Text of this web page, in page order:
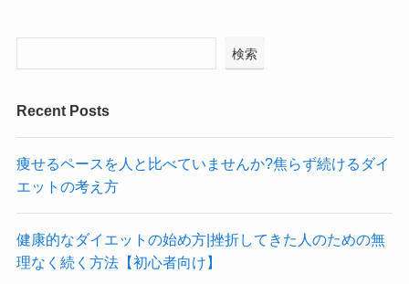
検索
Recent Posts
痩せるペースを人と比べていませんか?焦らず続けるダイ
エットの考え方
健康的なダイエットの始め方|挫折してきた人のための無
理なく続く方法【初心者向け】